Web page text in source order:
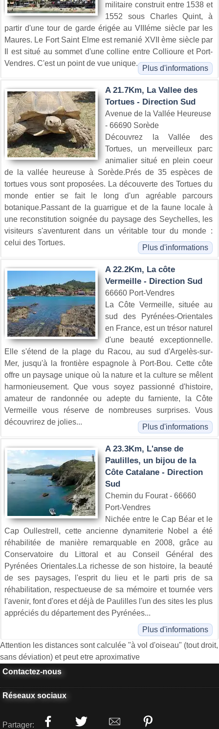
militaire construit entre 1538 et
1552 sous Charles Quint, à
partir d'une tour de garde érigée au VIIIéme siècle par les
Maures. Le Fort Saint Elme est remanié XVII ème siècle par
Il est situé au sommet d'une colline entre Collioure et Port-
Vendres. C'est un point de vue unique.
Plus d'informations
A 21.7Km, La Vallee des
Tortues - Direction Sud
Avenue de la Vallée Heureuse
- 66690 Sorède
Découvrez la Vallée des
Tortues, un merveilleux parc
animalier situé en plein coeur
de la vallée heureuse à Sorède.Prés de 35 espèces de
tortues vous sont proposées. La découverte des Tortues du
monde entier se fait le long d'un agréable parcours
botanique.Passant de la guarrigue et de la faune locale à
une reconstitution soignée du paysage des Seychelles, les
visiteurs s'aventurent dans un véritable tour du monde :
celui des Tortues.
Plus d'informations
A 22.2Km, La côte
Vermeille - Direction Sud
66660 Port-Vendres
La Côte Vermeille, située au
sud des Pyrénées-Orientales
en France, est un trésor naturel
d'une beauté exceptionnelle.
Elle s'étend de la plage du Racou, au sud d'Argelès-sur-
Mer, jusqu'à la frontière espagnole à Port-Bou. Cette côte
offre un paysage unique où la nature et la culture se mêlent
harmonieusement. Que vous soyez passionné d'histoire,
amateur de randonnée ou adepte du farniente, la Côte
Vermeille vous réserve de nombreuses surprises. Vous
découvrirez de jolies...
Plus d'informations
A 23.3Km, L'anse de
Paulilles, un bijou de la
Côte Catalane - Direction
Sud
Chemin du Fourat - 66660
Port-Vendres
Nichée entre le Cap Béar et le
Cap Oullestrell, cette ancienne dynamiterie Nobel a été
réhabilitée de manière remarquable en 2008, grâce au
Conservatoire du Littoral et au Conseil Général des
Pyrénées Orientales.La richesse de son histoire, la beauté
de ses paysages, l'esprit du lieu et le parti pris de sa
réhabilitation, respectueuse de sa mémoire et tournée vers
l'avenir, font d'ores et déjà de Paulilles l'un des sites les plus
appréciés du département des Pyrénées...
Plus d'informations
Attention les distances sont calculée "à vol d'oiseau" (tout droit,
sans déviation) et peut etre aproximative
Contactez-nous
Réseaux sociaux
Partager: